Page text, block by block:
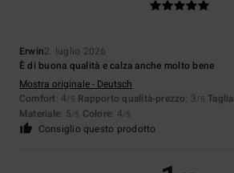
Erwin2. luglio 2026
È di buona qualità e calza anche molto bene
Mostra originale - Deutsch
Comfort: 4/5 Rapporto qualità-prezzo: 3/5 Taglia
Materiale: 5/5 Colore: 4/5
Consiglio questo prodotto